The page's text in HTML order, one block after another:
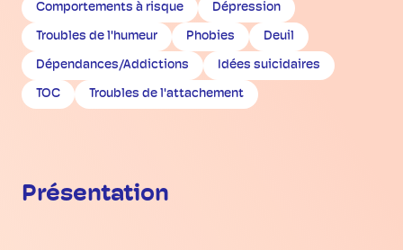
Comportements à risque Dépression
Troubles de l'humeur Phobies Deuil
Dépendances/Addictions Idées suicidaires
TOC Troubles de l'attachement
Présentation